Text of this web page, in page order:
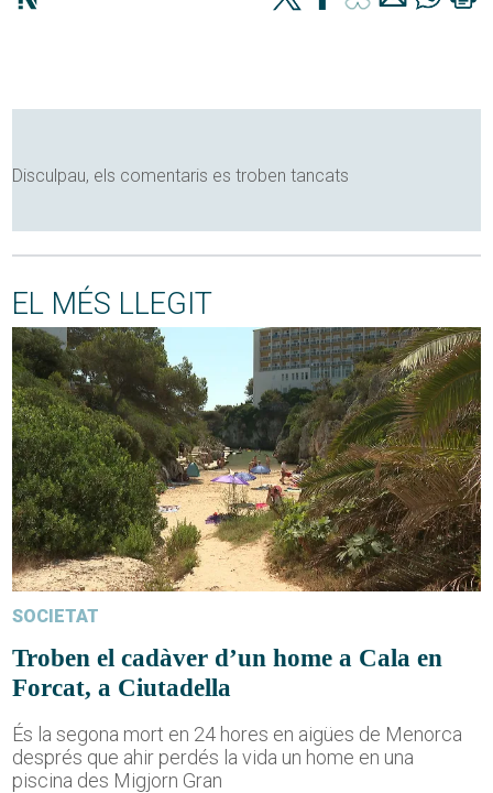
Disculpau, els comentaris es troben tancats
EL MÉS LLEGIT
SOCIETAT
Troben el cadàver d’un home a Cala en
Forcat, a Ciutadella
És la segona mort en 24 hores en aigües de Menorca
després que ahir perdés la vida un home en una
piscina des Migjorn Gran